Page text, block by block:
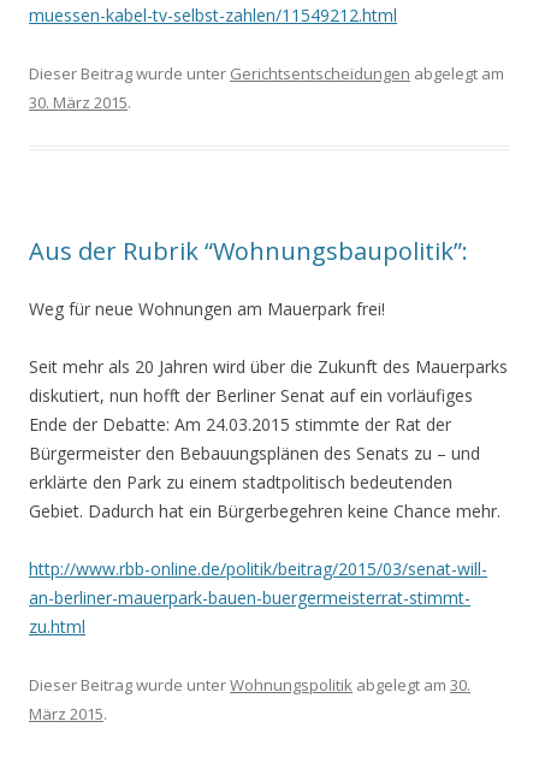
muessen-kabel-tv-selbst-zahlen/11549212.html
Dieser Beitrag wurde unter Gerichtsentscheidungen abgelegt am
30. März 2015.
Aus der Rubrik “Wohnungsbaupolitik”:
Weg für neue Wohnungen am Mauerpark frei!
Seit mehr als 20 Jahren wird über die Zukunft des Mauerparks
diskutiert, nun hofft der Berliner Senat auf ein vorläufiges
Ende der Debatte: Am 24.03.2015 stimmte der Rat der
Bürgermeister den Bebauungsplänen des Senats zu – und
erklärte den Park zu einem stadtpolitisch bedeutenden
Gebiet. Dadurch hat ein Bürgerbegehren keine Chance mehr.
http://www.rbb-online.de/politik/beitrag/2015/03/senat-will-
an-berliner-mauerpark-bauen-buergermeisterrat-stimmt-
zu.html
Dieser Beitrag wurde unterWohnungspolitik abgelegt am 30.
März 2015.